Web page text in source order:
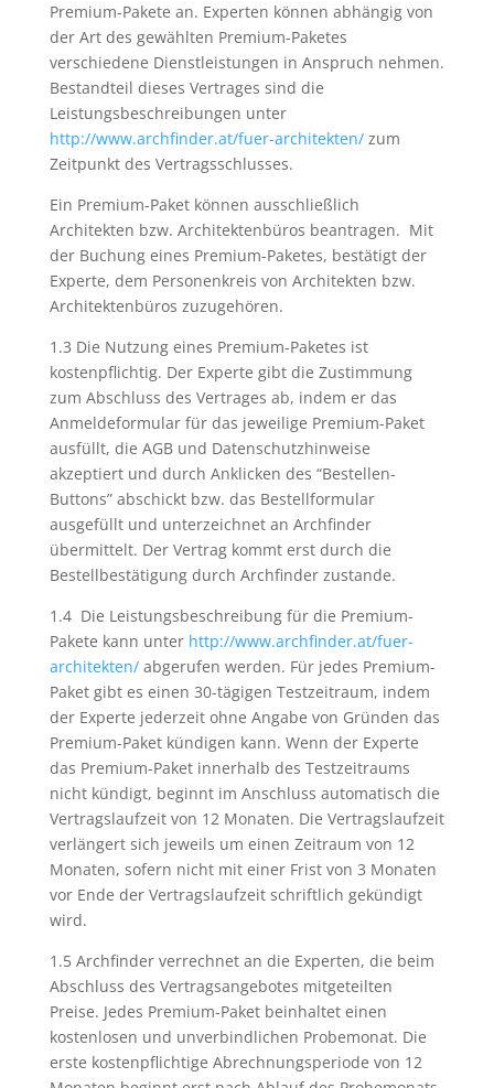
Premium-Pakete an. Experten können abhängig von
der Art des gewählten Premium-Paketes
verschiedene Dienstleistungen in Anspruch nehmen.
Bestandteil dieses Vertrages sind die
Leistungsbeschreibungen unter
http://www.archfinder.at/fuer-architekten/zum
Zeitpunkt des Vertragsschlusses.
Ein Premium-Paket können ausschließlich
Architekten bzw. Architektenbüros beantragen. Mit
der Buchung eines Premium-Paketes, bestätigt der
Experte, dem Personenkreis von Architekten bzw.
Architektenbüros zuzugehören.
1.3 Die Nutzung eines Premium-Paketes ist
kostenpflichtig. Der Experte gibt die Zustimmung
zum Abschluss des Vertrages ab, indem er das
Anmeldeformular für das jeweilige Premium-Paket
ausfüllt, die AGB und Datenschutzhinweise
akzeptiert und durch Anklicken des “Bestellen-
Buttons” abschickt bzw. das Bestellformular
ausgefüllt und unterzeichnet an Archfinder
übermittelt. Der Vertrag kommt erst durch die
Bestellbestätigung durch Archfinder zustande.
1.4 Die Leistungsbeschreibung für die Premium-
Pakete kann unter http://www.archfinder.at/fuer-
architekten/abgerufen werden. Für jedes Premium-
Paket gibt es einen 30-tägigen Testzeitraum, indem
der Experte jederzeit ohne Angabe von Gründen das
Premium-Paket kündigen kann. Wenn der Experte
das Premium-Paket innerhalb des Testzeitraums
nicht kündigt, beginnt im Anschluss automatisch die
Vertragslaufzeit von 12 Monaten. Die Vertragslaufzeit
verlängert sich jeweils um einen Zeitraum von 12
Monaten, sofern nicht mit einer Frist von 3 Monaten
vor Ende der Vertragslaufzeit schriftlich gekündigt
wird.
1.5 Archfinder verrechnet an die Experten, die beim
Abschluss des Vertragsangebotes mitgeteilten
Preise. Jedes Premium-Paket beinhaltet einen
kostenlosen und unverbindlichen Probemonat. Die
erste kostenpflichtige Abrechnungsperiode von 12